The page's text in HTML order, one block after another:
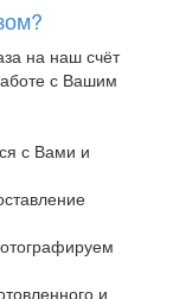
на наш счёт
с Вашим
с Вами и
и